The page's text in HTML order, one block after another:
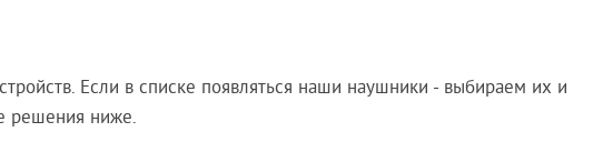
Если в списке появляться наши наушники - выбираем их и
решения ниже.